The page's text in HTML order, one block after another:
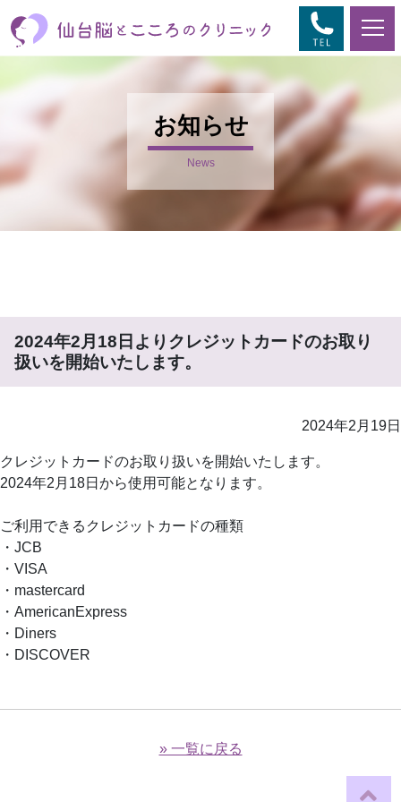
お知らせ
News
2024年2月18日よりクレジットカードのお取り
扱いを開始いたします。
2024年2月19日
クレジットカードのお取り扱いを開始いたします。
2024年2月18日から使用可能となります。
ご利用できるクレジットカードの種類
・JCB
・VISA
・mastercard
・AmericanExpress
・Diners
・DISCOVER
» 一覧に戻る